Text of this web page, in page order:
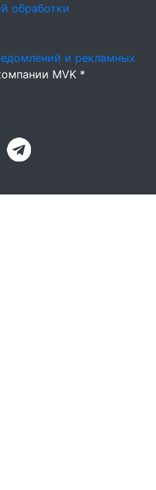
обработки
и рекламных
MVK *